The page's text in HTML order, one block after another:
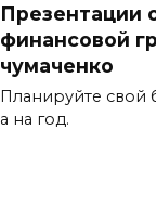
Презентации
финансовой
чумаченко
Планируйте свой
а на год.